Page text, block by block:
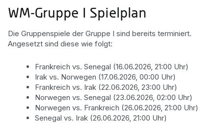
WM-Gruppe I Spielplan
Die Gruppenspiele der Gruppe I sind bereits terminiert.
Angesetzt sind diese wie folgt:
Frankreich vs. Senegal (16.06.2026, 21:00 Uhr)
Irak vs. Norwegen (17.06.2026, 00:00 Uhr)
Frankreich vs. Irak (22.06.2026, 23:00 Uhr)
Norwegen vs. Senegal (23.06.2026, 02:00 Uhr)
Norwegen vs. Frankreich (26.06.2026, 21:00 Uhr)
Senegal vs. Irak (26.06.2026, 21:00 Uhr)